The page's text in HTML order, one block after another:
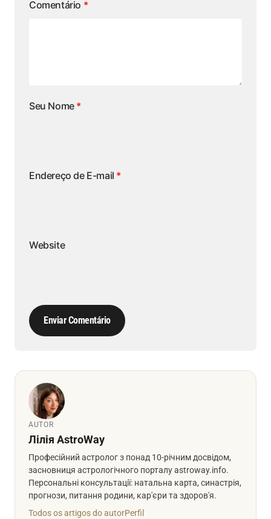
Comentário *
Seu Nome *
Endereço de E-mail *
Website
Enviar Comentário
AUTOR
Лілія AstroWay
Професійний астролог з понад 10-річним досвідом,
засновниця астрологічного порталу astroway.info.
Персональні консультації: натальна карта, синастрія,
прогнози, питання родини, кар'єри та здоров'я.
Todos os artigos do autorPerfil